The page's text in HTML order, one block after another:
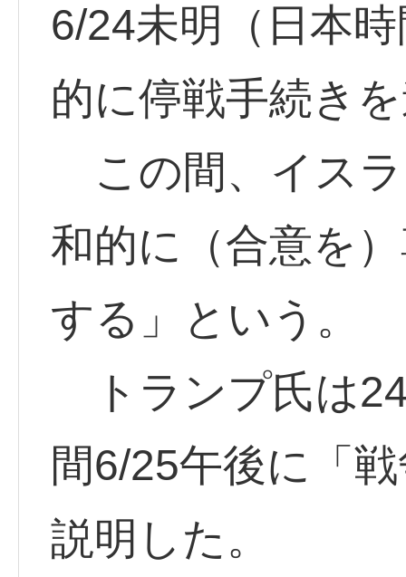
6/24未明（日本
的に停戦手続き
この間、イス
和的に（合意を
する」という。
トランプ氏は
間6/25午後に「
説明した。